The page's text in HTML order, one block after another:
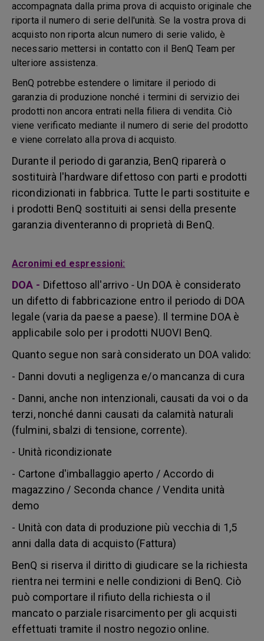
accompagnata dalla prima prova di acquisto originale che
riporta il numero di serie dell'unità. Se la vostra prova di
acquisto non riporta alcun numero di serie valido, è
necessario mettersi in contatto con il BenQ Team per
ulteriore assistenza.
BenQ potrebbe estendere o limitare il periodo di
garanzia di produzione nonché i termini di servizio dei
prodotti non ancora entrati nella filiera di vendita. Ciò
viene verificato mediante il numero di serie del prodotto
e viene correlato alla prova di acquisto.
Durante il periodo di garanzia, BenQ riparerà o
sostituirà l'hardware difettoso con parti e prodotti
ricondizionati in fabbrica. Tutte le parti sostituite e
i prodotti BenQ sostituiti ai sensi della presente
garanzia diventeranno di proprietà di BenQ.
Acronimi ed espressioni:
DOA - Difettoso all'arrivo - Un DOA è considerato
un difetto di fabbricazione entro il periodo di DOA
legale (varia da paese a paese). Il termine DOA è
applicabile solo per i prodotti NUOVI BenQ.
Quanto segue non sarà considerato un DOA valido:
- Danni dovuti a negligenza e/o mancanza di cura
- Danni, anche non intenzionali, causati da voi o da
terzi, nonché danni causati da calamità naturali
(fulmini, sbalzi di tensione, corrente).
- Unità ricondizionate
- Cartone d'imballaggio aperto / Accordo di
magazzino / Seconda chance / Vendita unità
demo
- Unità con data di produzione più vecchia di 1,5
anni dalla data di acquisto (Fattura)
BenQ si riserva il diritto di giudicare se la richiesta
rientra nei termini e nelle condizioni di BenQ. Ciò
può comportare il rifiuto della richiesta o il
mancato o parziale risarcimento per gli acquisti
effettuati tramite il nostro negozio online.